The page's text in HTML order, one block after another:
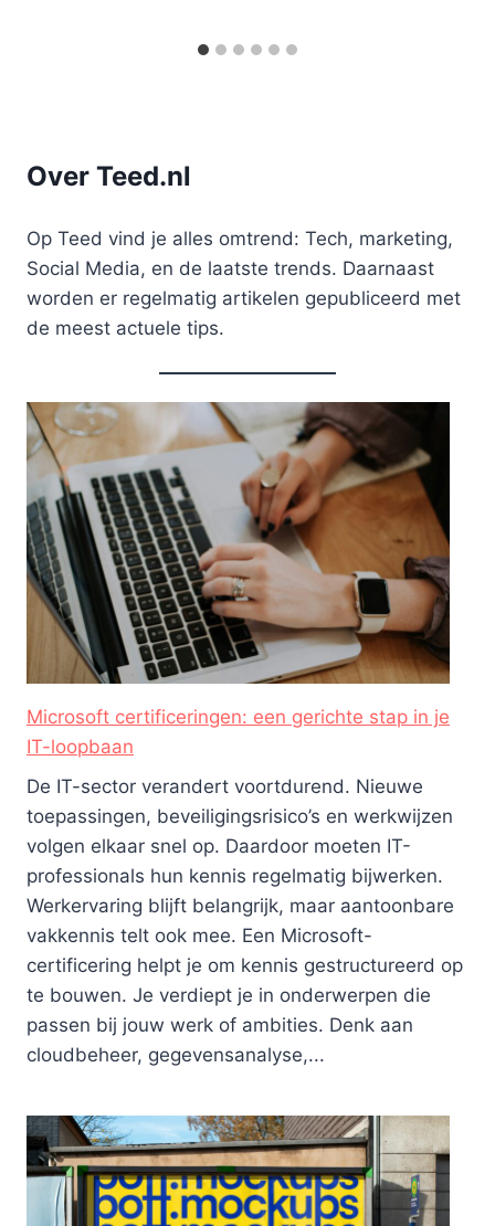
Over Teed.nl
Op Teed vind je alles omtrend: Tech, marketing,
Social Media, en de laatste trends. Daarnaast
worden er regelmatig artikelen gepubliceerd met
de meest actuele tips.
Microsoft certificeringen: een gerichte stap in je
IT-loopbaan
De IT-sector verandert voortdurend. Nieuwe
toepassingen, beveiligingsrisico’s en werkwijzen
volgen elkaar snel op. Daardoor moeten IT-
professionals hun kennis regelmatig bijwerken.
Werkervaring blijft belangrijk, maar aantoonbare
vakkennis telt ook mee. Een Microsoft-
certificering helpt je om kennis gestructureerd op
te bouwen. Je verdiept je in onderwerpen die
passen bij jouw werk of ambities. Denk aan
cloudbeheer, gegevensanalyse,...